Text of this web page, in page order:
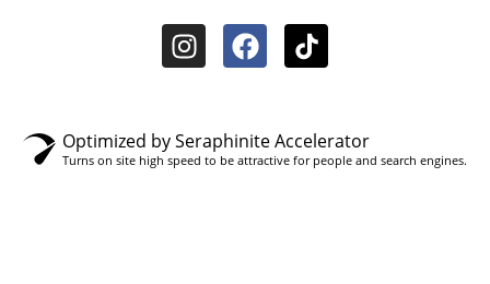
Optimized by Seraphinite Accelerator
Turns on site high speed to be attractive for people and search engines.